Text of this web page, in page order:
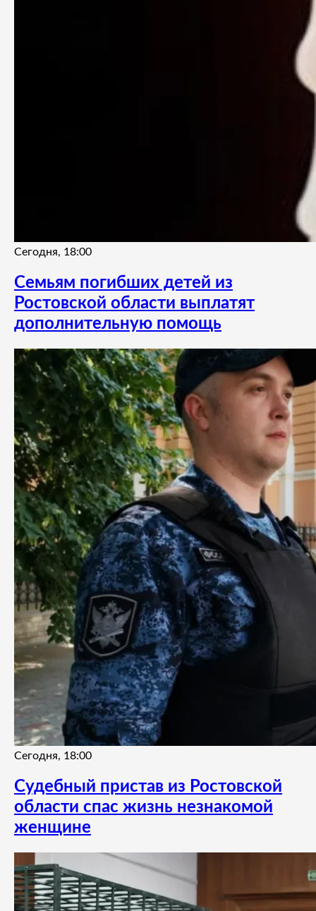
Сегодня, 18:00
Семьям погибших детей из
Ростовской области выплатят
дополнительную помощь
Сегодня, 18:00
Судебный пристав из Ростовской
области спас жизнь незнакомой
женщине